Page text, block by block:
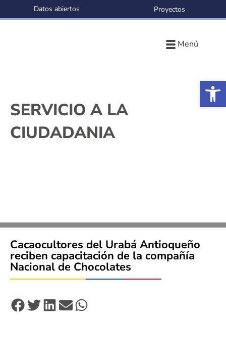
Menú
Datos abiertos Proyectos
SERVICIO A LA
CIUDADANIA
Cacaocultores del Urabá Antioqueño
reciben capacitación de la compañía
Nacional de Chocolates